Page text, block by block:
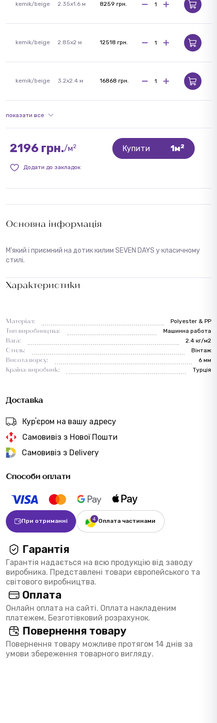
Основна інформація
М'який і приємний на дотик килим SEVEN DAYS у класичному
стилі.
Характеристики
Матеріал:
Polyester & PP
Тип виробництва:
Машинна работа
Вага:
2.4 кг/м2
Стиль:
Вінтаж
Висота ворсу:
6 мм
Країна-виробник:
Турція
Доставка
Курʼєром на вашу адресу
Самовивіз з Нової Пошти
Самовивіз з Delivery
Способи оплати
При отриманні Оплата частинами
Гарантія
Гарантія надається на всю продукцію від заводу
виробника. Представлені товари європейського та
світового виробництва.
Оплата
Онлайн оплата на сайті. Оплата накладеним
платежем, Безготівковий розрахунок.
Повернення товару
Повернення товару можливе протягом 14 днів за
умови збереження товарного вигляду.
kemik/beige 2.35x1.6 м 8259 грн.
kemik/beige 2.85x2 м 12518 грн.
kemik/beige 3.2x2.4 м 16868 грн.
показати все
2196 грн./м2 Купити 1м2
Додати до закладок